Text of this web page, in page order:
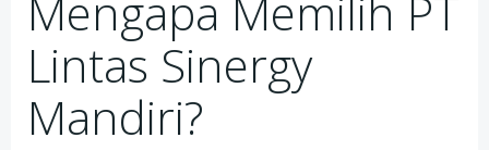
Mengapa Memilih PT
Lintas Sinergy
Mandiri?